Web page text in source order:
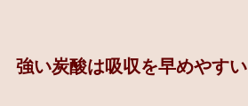
強い炭酸は吸収を早めやすい